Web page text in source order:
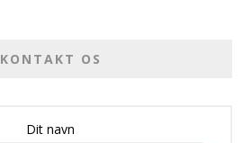
KONTAKT OS
Dit navn